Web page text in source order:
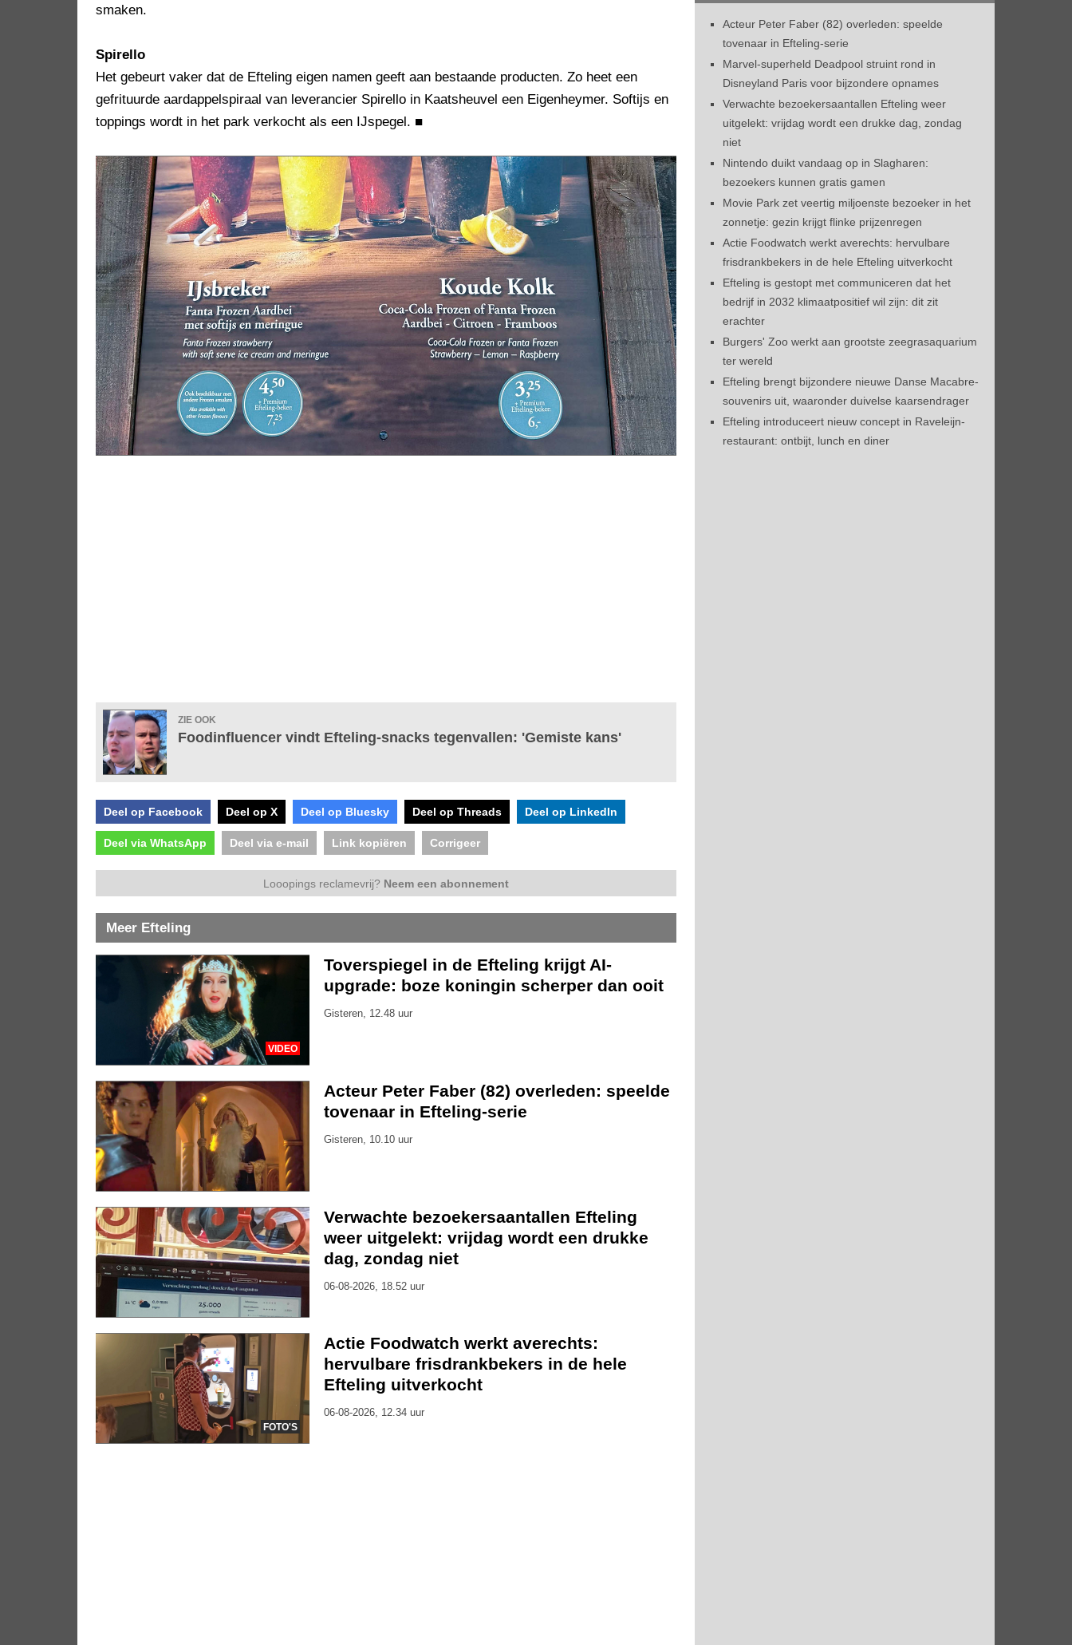
smaken.
Spirello
Het gebeurt vaker dat de Efteling eigen namen geeft aan bestaande producten. Zo heet een
gefrituurde aardappelspiraal van leverancier Spirello in Kaatsheuvel een Eigenheymer. Softijs en
toppings wordt in het park verkocht als een IJspegel. ■
ZIE OOK
Foodinfluencer vindt Efteling-snacks tegenvallen: 'Gemiste kans'
Deel op Facebook Deel op X Deel op Bluesky Deel op Threads Deel op LinkedIn
Deel via WhatsApp Deel via e-mail Link kopiëren Corrigeer
Looopings reclamevrij? Neem een abonnement
Meer Efteling
VIDEO
Toverspiegel in de Efteling krijgt AI-
upgrade: boze koningin scherper dan ooit
Gisteren, 12.48 uur
Acteur Peter Faber (82) overleden: speelde
tovenaar in Efteling-serie
Gisteren, 10.10 uur
Verwachte bezoekersaantallen Efteling
weer uitgelekt: vrijdag wordt een drukke
dag, zondag niet
06-08-2026, 18.52 uur
FOTO'S
Actie Foodwatch werkt averechts:
hervulbare frisdrankbekers in de hele
Efteling uitverkocht
06-08-2026, 12.34 uur
Acteur Peter Faber (82) overleden: speelde
tovenaar in Efteling-serie
Marvel-superheld Deadpool struint rond in
Disneyland Paris voor bijzondere opnames
Verwachte bezoekersaantallen Efteling weer
uitgelekt: vrijdag wordt een drukke dag, zondag
niet
Nintendo duikt vandaag op in Slagharen:
bezoekers kunnen gratis gamen
Movie Park zet veertig miljoenste bezoeker in het
zonnetje: gezin krijgt flinke prijzenregen
Actie Foodwatch werkt averechts: hervulbare
frisdrankbekers in de hele Efteling uitverkocht
Efteling is gestopt met communiceren dat het
bedrijf in 2032 klimaatpositief wil zijn: dit zit
erachter
Burgers' Zoo werkt aan grootste zeegrasaquarium
ter wereld
Efteling brengt bijzondere nieuwe Danse Macabre-
souvenirs uit, waaronder duivelse kaarsendrager
Efteling introduceert nieuw concept in Raveleijn-
restaurant: ontbijt, lunch en diner